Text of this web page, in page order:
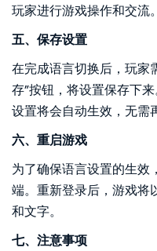
玩家进行游戏操作和交流。
五、保存设置
在完成语言切换后，玩家
存”按钮，将设置保存下
设置将会自动生效，无需
六、重启游戏
为了确保语言设置的生效
端。重新登录后，游戏将
和文字。
七、注意事项